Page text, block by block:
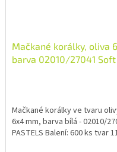
Mačkané korálky, oliva
barva 02010/27041
Mačkané korálky ve tvaru
6x4 mm, barva bílá - 02010/
PASTELS Balení: 600 ks tvar